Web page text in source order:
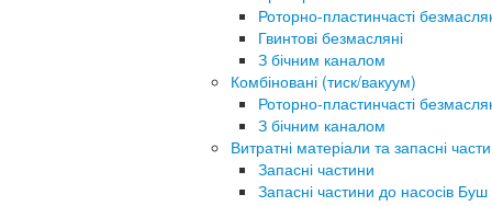
Роторно-пластинчасті
Гвинтові безмасляні
З бічним каналом
Комбіновані (тиск/вакуум)
Роторно-пластинчасті
З бічним каналом
Витратні матеріали та запасні
Запасні частини
Запасні частини до насосів Буш